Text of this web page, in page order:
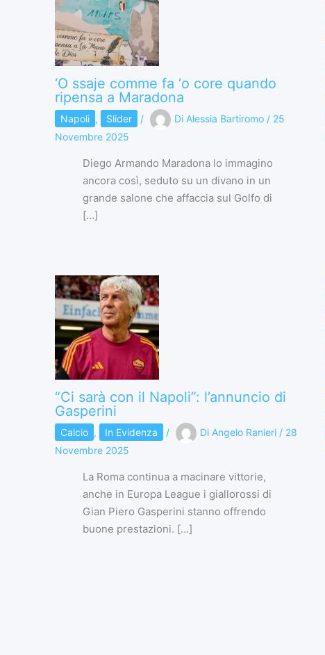
‘O ssaje comme fa ‘o core quando
ripensa a Maradona
Napoli , Slider / Di Alessia Bartiromo / 25
Novembre 2025
Diego Armando Maradona lo immagino
ancora così, seduto su un divano in un
grande salone che affaccia sul Golfo di
[…]
“Ci sarà con il Napoli”: l’annuncio di
Gasperini
Calcio , In Evidenza / Di Angelo Ranieri / 28
Novembre 2025
La Roma continua a macinare vittorie,
anche in Europa League i giallorossi di
Gian Piero Gasperini stanno offrendo
buone prestazioni. […]